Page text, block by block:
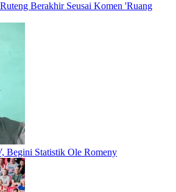
Berakhir Seusai Komen 'Ruang
Begini Statistik Ole Romeny